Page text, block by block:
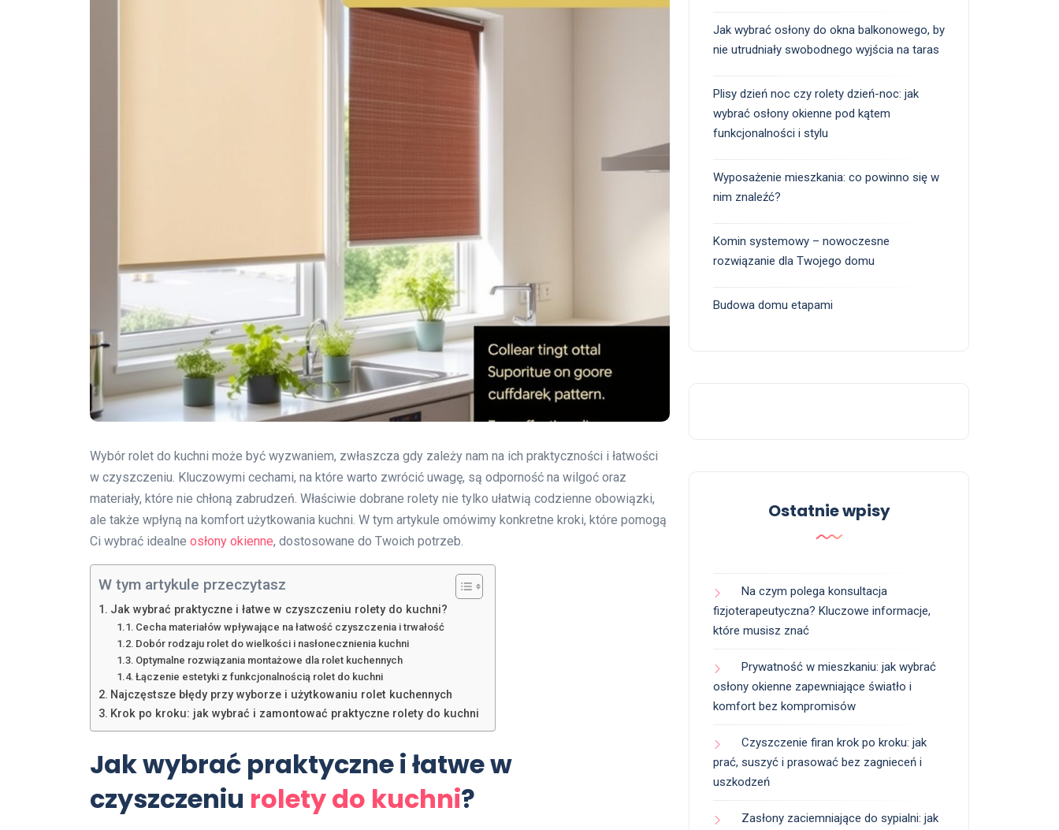
Wybór rolet do kuchni może być wyzwaniem, zwłaszcza gdy zależy nam na ich praktyczności i łatwości
w czyszczeniu. Kluczowymi cechami, na które warto zwrócić uwagę, są odporność na wilgoć oraz
materiały, które nie chłoną zabrudzeń. Właściwie dobrane rolety nie tylko ułatwią codzienne obowiązki,
ale także wpłyną na komfort użytkowania kuchni. W tym artykule omówimy konkretne kroki, które pomogą
Ci wybrać idealne osłony okienne, dostosowane do Twoich potrzeb.
W tym artykule przeczytasz
Jak wybrać praktyczne i łatwe w czyszczeniu rolety do kuchni?
Cecha materiałów wpływające na łatwość czyszczenia i trwałość
Dobór rodzaju rolet do wielkości i nasłonecznienia kuchni
Optymalne rozwiązania montażowe dla rolet kuchennych
Łączenie estetyki z funkcjonalnością rolet do kuchni
Najczęstsze błędy przy wyborze i użytkowaniu rolet kuchennych
Krok po kroku: jak wybrać i zamontować praktyczne rolety do kuchni
Jak wybrać praktyczne i łatwe w
czyszczeniu rolety do kuchni?
Jak wybrać osłony do okna balkonowego, by
nie utrudniały swobodnego wyjścia na taras
Plisy dzień noc czy rolety dzień-noc: jak
wybrać osłony okienne pod kątem
funkcjonalności i stylu
Wyposażenie mieszkania: co powinno się w
nim znaleźć?
Komin systemowy – nowoczesne
rozwiązanie dla Twojego domu
Budowa domu etapami
Ostatnie wpisy
Na czym polega konsultacja
fizjoterapeutyczna? Kluczowe informacje,
które musisz znać
Prywatność w mieszkaniu: jak wybrać
osłony okienne zapewniające światło i
komfort bez kompromisów
Czyszczenie firan krok po kroku: jak
prać, suszyć i prasować bez zagnieceń i
uszkodzeń
Zasłony zaciemniające do sypialni: jak